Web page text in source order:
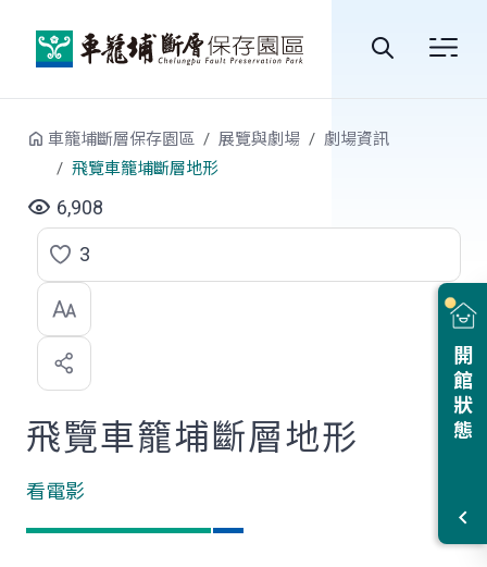
站
開館狀態
車籠埔斷層保存園區 展覽與劇場
劇場資訊
飛覽車籠埔斷層地形
6,908
點
選
喜
歡
3
飛覽車籠埔斷層地形
看電影